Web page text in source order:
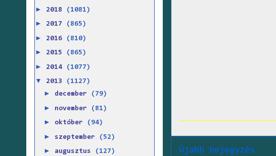
Újabb bejegyzés
► 2018 (1081)
► 2017 (865)
► 2016 (810)
► 2015 (865)
► 2014 (1077)
▼ 2013 (1127)
► december (79)
► november (81)
► október (94)
► szeptember (52)
► augusztus (127)